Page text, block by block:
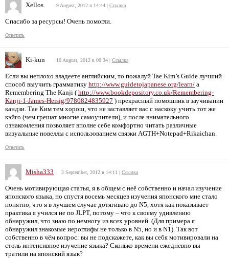
Xellos 9 August, 2012 в 14:44 | Ссылка
Спасибо за ресурсы! Очень помогли.
Ответить
Ki-kun 10 August, 2012 в 00:34 | Ссылка
Если вы неплохо владеете английским, то пожалуй Tae Kim’s Guide лучший
способ выучить грамматику http://www.guidetojapanese.org/learn/ а
Remembering The Kanji ( http://www.bookdepository.co.uk/Remembering-
Kanji-1-James-Heisig/9780824835927 ) прекрасный помошник в заучивании
кандзи. Тае Ким тем хорош, что не заставляет вас с наскоку учить тот же
кэйго (чем грешат многие самоучители), и после внимательного
ознакомления позволяет вполне себе комфортно читать различные
визуальные новеллы с использованием связки AGTH+Notepad+Rikaichan.
Ответить
Misha333 2 September, 2012 в 14:11 | Ссылка
Очень мотивирующая статья, я в общем с неё собственно и начал изучение
японского языка, но спустя восемь месяцев изучения японского мне стало
понятно, что я в лучшем случае дотягиваю до N5, хотя как показывает
практика я учился не по JLPT, потому – что к своему удивлению
обнаружил, что знаю по немногу из всех уровней. (Для примера я
обнаружил знакомые иероглифы не только в N5, но и в N1). Так вот
собственно в чём вопрос: вы не подскажете, как вы себя мотивировали на
столь интенсивное изучение языка? Сколько времени ежедневно вы
тратили на японский язык?